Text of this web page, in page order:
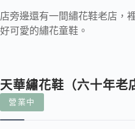
店旁邊還有一間繡花鞋老店，
好可愛的繡花童鞋。
天華繡花鞋（六十年老
營業中